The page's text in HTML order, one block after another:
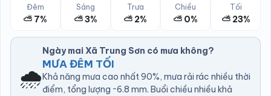
Đêm
⛅ 7%
Sáng
⛅ 3%
Trưa
⛅ 2%
Chiều
⛅ 0%
Tối
⛅ 23%
🌧️
Ngày mai Xã Trung Sơn có mưa không?
MƯA ĐÊM TỐI
Khả năng mưa cao nhất 90%, mưa rải rác nhiều thời
điểm, tổng lượng ~6.8 mm. Buổi chiều nhiều khả